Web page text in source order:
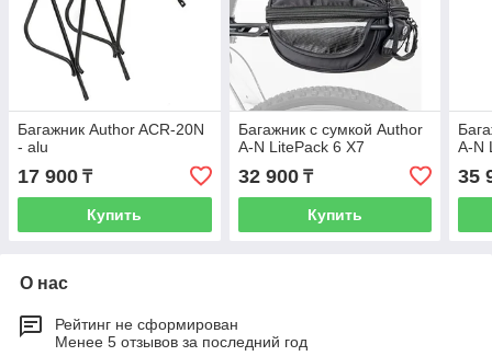
Багажник Author ACR-20N
- alu
17 900 ₸
Купить
Багажник с сумкой Author
A-N LitePack 6 X7
32 900₸
Купить
A-N
35
О нас
Рейтинг не сформирован
Менее 5 отзывов за последний год